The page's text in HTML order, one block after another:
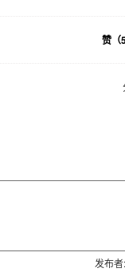
赞（
发布